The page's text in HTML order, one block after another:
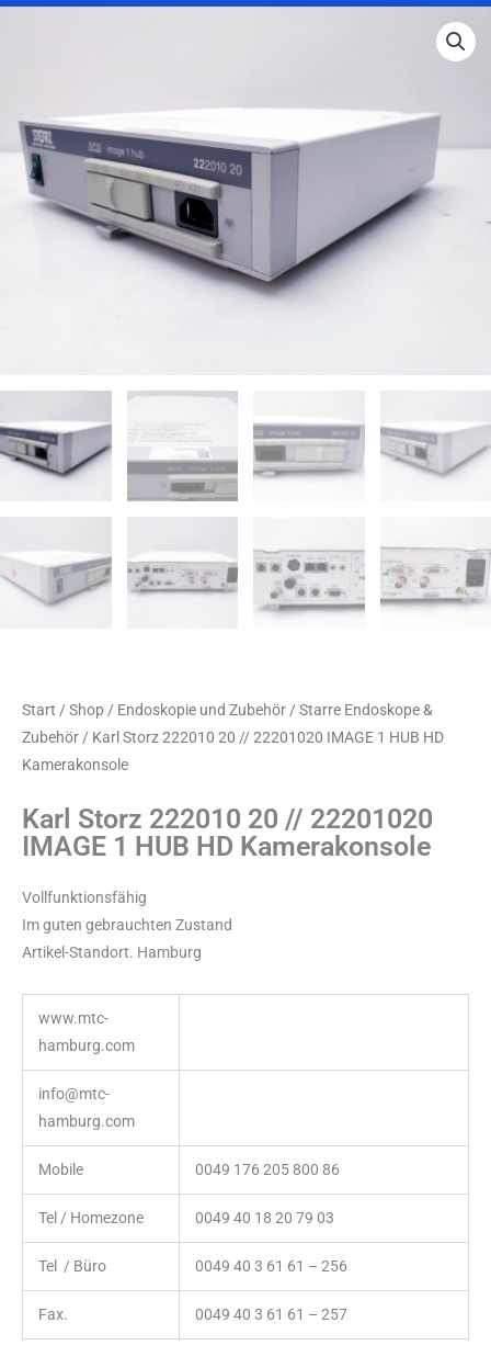
Start / Shop / Endoskopie und Zubehör / Starre Endoskope &
Zubehör / Karl Storz 222010 20 // 22201020 IMAGE 1 HUB HD
Kamerakonsole
Karl Storz 222010 20 // 22201020
IMAGE 1 HUB HD Kamerakonsole
Vollfunktionsfähig
Im guten gebrauchten Zustand
Artikel-Standort. Hamburg
www.mtc-
hamburg.com
info@mtc-
hamburg.com
Mobile 0049 176 205 800 86
Tel / Homezone 0049 40 18 20 79 03
Tel / Büro 0049 40 3 61 61 – 256
Fax. 0049 40 3 61 61 – 257